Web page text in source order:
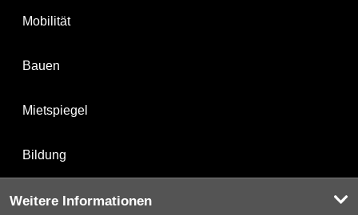
Mobilität
Bauen
Mietspiegel
Bildung
Weitere Informationen